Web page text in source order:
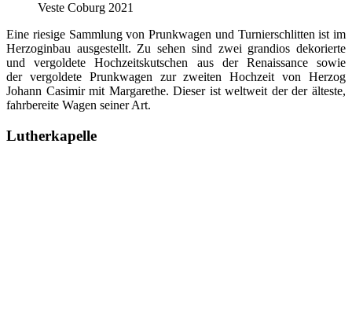
Veste Coburg 2021
Eine riesige Sammlung von Prunkwagen und Turnierschlitten ist im
Herzoginbau ausgestellt. Zu sehen sind zwei grandios dekorierte
und vergoldete Hochzeitskutschen aus der Renaissance sowie
der vergoldete Prunkwagen zur zweiten Hochzeit von Herzog
Johann Casimir mit Margarethe. Dieser ist weltweit der der älteste,
fahrbereite Wagen seiner Art.
Lutherkapelle